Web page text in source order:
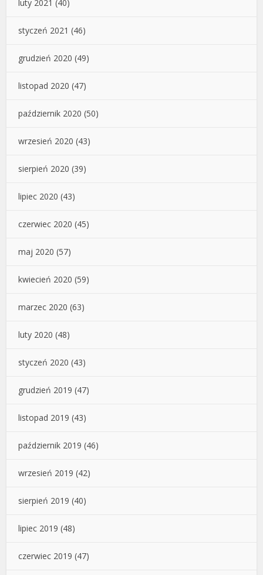
luty 2021 (40)
styczeń 2021 (46)
grudzień 2020 (49)
listopad 2020 (47)
październik 2020 (50)
wrzesień 2020 (43)
sierpień 2020 (39)
lipiec 2020 (43)
czerwiec 2020 (45)
maj 2020 (57)
kwiecień 2020 (59)
marzec 2020 (63)
luty 2020 (48)
styczeń 2020 (43)
grudzień 2019 (47)
listopad 2019 (43)
październik 2019 (46)
wrzesień 2019 (42)
sierpień 2019 (40)
lipiec 2019 (48)
czerwiec 2019 (47)